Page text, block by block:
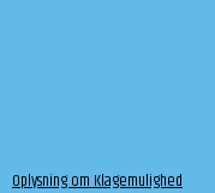
Oplysning om Klagemulighed